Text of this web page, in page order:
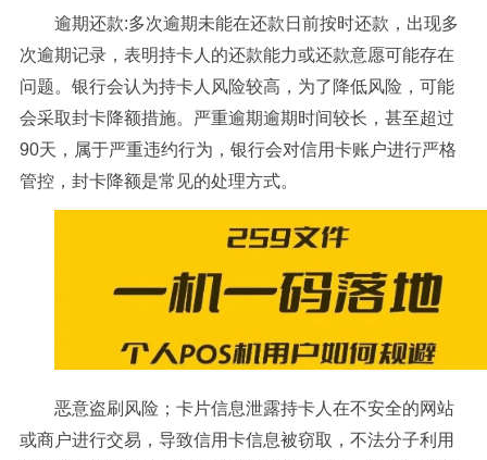
逾期还款:多次逾期未能在还款日前按时还款，出现多
次逾期记录，表明持卡人的还款能力或还款意愿可能存在
问题。银行会认为持卡人风险较高，为了降低风险，可能
会采取封卡降额措施。严重逾期逾期时间较长，甚至超过
90天，属于严重违约行为，银行会对信用卡账户进行严格
管控，封卡降额是常见的处理方式。
恶意盗刷风险；卡片信息泄露持卡人在不安全的网站
或商户进行交易，导致信用卡信息被窃取，不法分子利用